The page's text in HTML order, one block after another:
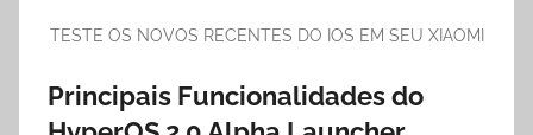
TESTE OS NOVOS RECENTES DO IOS EM SEU XIAOMI
Principais Funcionalidades do